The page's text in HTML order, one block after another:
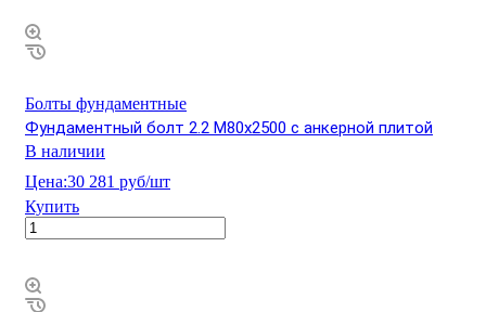
Болты фундаментные
Фундаментный болт 2.2 М80х2500 с анкерной плитой
В наличии
Цена:30 281 руб/шт
Купить